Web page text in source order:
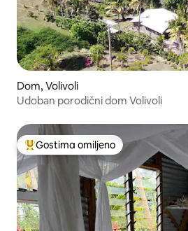
Dom, Volivoli
Udoban porodični dom Volivoli
Najuspešniji među gostima omiljenim
Gostima omiljeno